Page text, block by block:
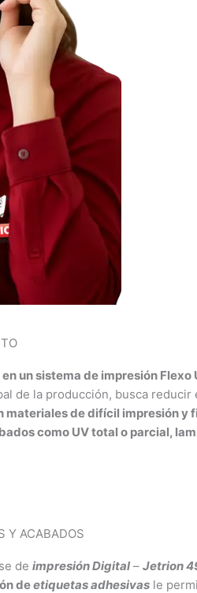
un sistema de impresión Flexo
de la producción, busca
materiales de difícil impresión y
como UV total o parcial,
Y ACABADOS
de impresión Digital– Jetrion
deetiquetas adhesivas le